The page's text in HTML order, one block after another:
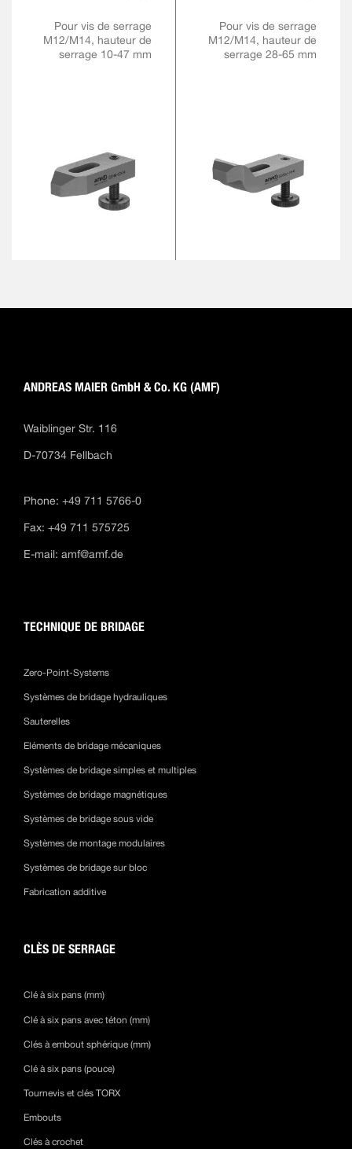
Pour vis de serrage
M12/M14, hauteur de
serrage 10-47 mm
Pour vis de serrage
M12/M14, hauteur de
serrage 28-65 mm
ANDREAS MAIER GmbH & Co. KG (AMF)
Waiblinger Str. 116
D-70734 Fellbach
Phone: +49 711 5766-0
Fax: +49 711 575725
E-mail: amf@amf.de
TECHNIQUE DE BRIDAGE
Zero-Point-Systems
Systèmes de bridage hydrauliques
Sauterelles
Eléments de bridage mécaniques
Systèmes de bridage simples et multiples
Systèmes de bridage magnétiques
Systèmes de bridage sous vide
Systèmes de montage modulaires
Systèmes de bridage sur bloc
Fabrication additive
CLÈS DE SERRAGE
Clé à six pans (mm)
Clé à six pans avec téton (mm)
Clés à embout sphérique (mm)
Clé à six pans (pouce)
Tournevis et clés TORX
Embouts
Clés à crochet